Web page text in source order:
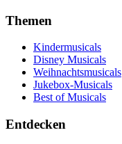
Themen
Kindermusicals
Disney Musicals
Weihnachtsmusicals
Jukebox-Musicals
Best of Musicals
Entdecken